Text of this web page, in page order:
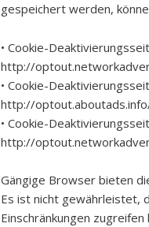
gespeichert werden,
• Cookie-
http://
• Cookie-
http://
• Cookie-
http://
Gängige Browser bieten
Es ist nicht gewährleistet,
Einschränkungen